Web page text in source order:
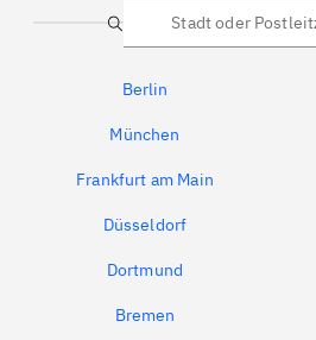
Suche
Berlin
München
Frankfurt am Main
Düsseldorf
Dortmund
Bremen